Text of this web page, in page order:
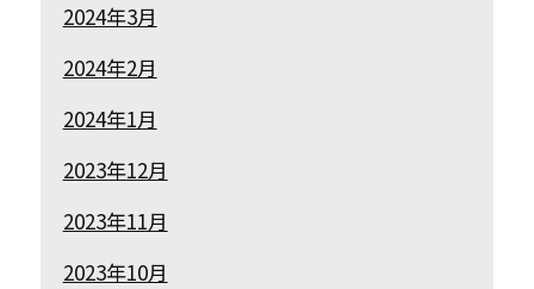
2024年3月
2024年2月
2024年1月
2023年12月
2023年11月
2023年10月